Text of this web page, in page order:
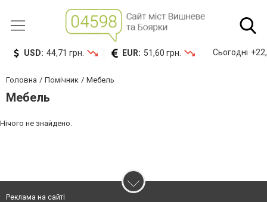
USD: 44,71 грн. EUR: 51,60 грн. Сьогодні
Головна Помічник Мебель
Мебель
Нічого не знайдено.
Реклама на сайті